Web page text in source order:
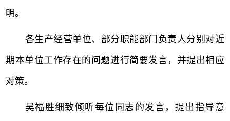
明。
各生产经营单位、部分职能部门负责人分别对近
期本单位工作存在的问题进行简要发言，并提出相应
对策。
吴福胜细致倾听每位同志的发言，提出指导意